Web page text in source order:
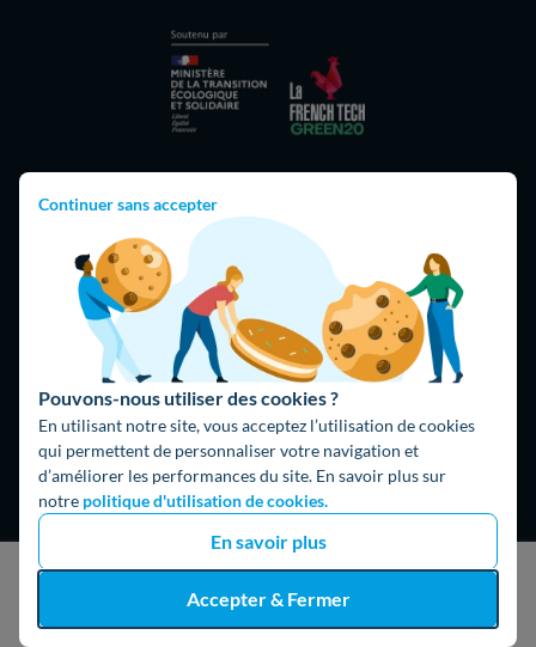
Continuer sans accepter
Pouvons-nous utiliser des cookies ?
En utilisant notre site, vous acceptez l’utilisation de cookies
qui permettent de personnaliser votre navigation et
d’améliorer les performances du site. En savoir plus sur
notre politique d'utilisation de cookies.
En savoir plus
Accepter & Fermer
J'obtiens un devis gratuit
Hello What ?
L'équipe de rédaction
Hello Watt Espagne
Hello Team
Jobs
Parrainage
Rejoindre notre réseau d'artisans
Hello !